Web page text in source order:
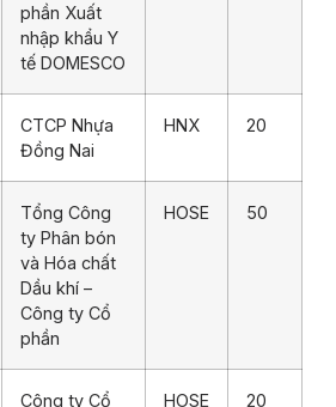
phần Xuất
nhập khẩu Y
tế DOMESCO
CTCP Nhựa
Đồng Nai
HNX 20
Tổng Công
ty Phân bón
và Hóa chất
Dầu khí –
Công ty Cổ
phần
HOSE 50
Công ty Cổ
HOSE 20